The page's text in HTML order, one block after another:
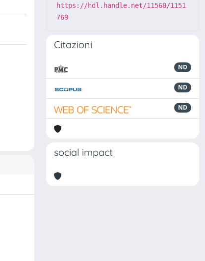
https://hdl.handle.net/11568/1151
769
Citazioni
ND
ND
ND
social impact